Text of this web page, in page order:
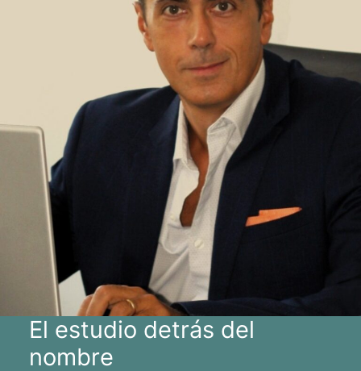
El estudio detrás del
nombre